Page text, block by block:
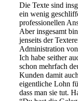
Die Texte sind
ein wenig
professionellen
Aber insgesamt
jenseits der
Administration
Ich habe seither
schon mehrfach
Kunden damit
eigentliche Lohn
dass man sie tut.